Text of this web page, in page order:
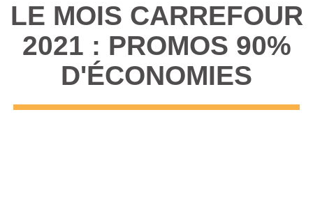
LE MOIS CARREFOUR
2021 : PROMOS 90%
D'ÉCONOMIES